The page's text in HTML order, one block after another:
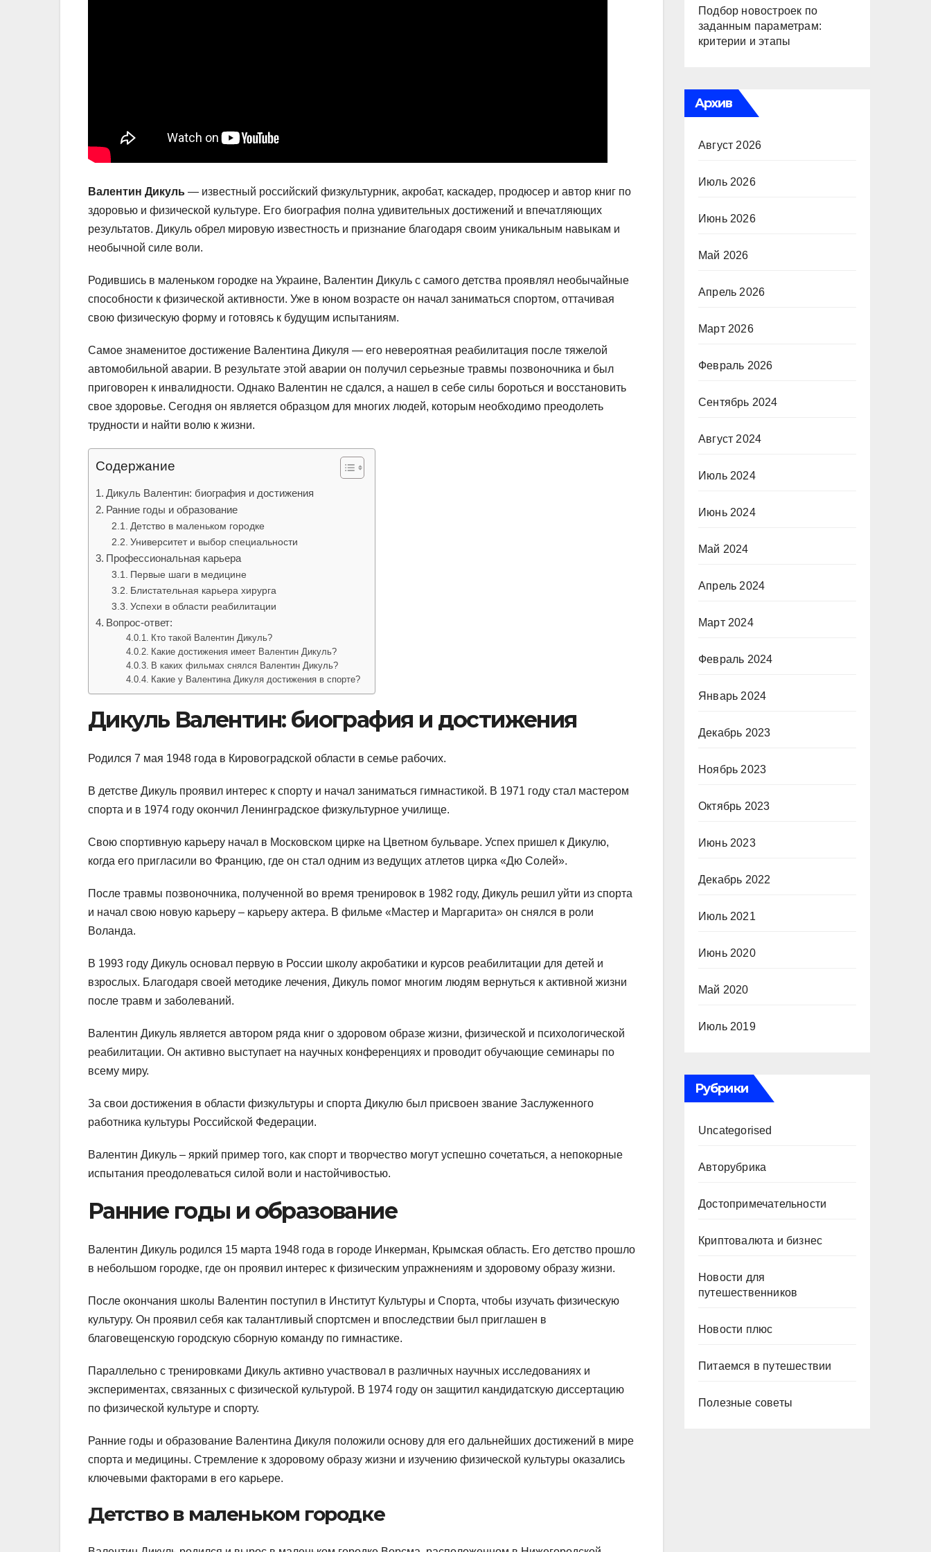
Валентин Дикуль — известный российский физкультурник, акробат, каскадер, продюсер и автор книг по
здоровью и физической культуре. Его биография полна удивительных достижений и впечатляющих
результатов. Дикуль обрел мировую известность и признание благодаря своим уникальным навыкам и
необычной силе воли.
Родившись в маленьком городке на Украине, Валентин Дикуль с самого детства проявлял необычайные
способности к физической активности. Уже в юном возрасте он начал заниматься спортом, оттачивая
свою физическую форму и готовясь к будущим испытаниям.
Самое знаменитое достижение Валентина Дикуля — его невероятная реабилитация после тяжелой
автомобильной аварии. В результате этой аварии он получил серьезные травмы позвоночника и был
приговорен к инвалидности. Однако Валентин не сдался, а нашел в себе силы бороться и восстановить
свое здоровье. Сегодня он является образцом для многих людей, которым необходимо преодолеть
трудности и найти волю к жизни.
Содержание
Дикуль Валентин: биография и достижения
Ранние годы и образование
Детство в маленьком городке
Университет и выбор специальности
Профессиональная карьера
Первые шаги в медицине
Блистательная карьера хирурга
Успехи в области реабилитации
Вопрос-ответ:
Кто такой Валентин Дикуль?
Какие достижения имеет Валентин Дикуль?
В каких фильмах снялся Валентин Дикуль?
Какие у Валентина Дикуля достижения в спорте?
Дикуль Валентин: биография и достижения
Родился 7 мая 1948 года в Кировоградской области в семье рабочих.
В детстве Дикуль проявил интерес к спорту и начал заниматься гимнастикой. В 1971 году стал мастером
спорта и в 1974 году окончил Ленинградское физкультурное училище.
Свою спортивную карьеру начал в Московском цирке на Цветном бульваре. Успех пришел к Дикулю,
когда его пригласили во Францию, где он стал одним из ведущих атлетов цирка «Дю Солей».
После травмы позвоночника, полученной во время тренировок в 1982 году, Дикуль решил уйти из спорта
и начал свою новую карьеру – карьеру актера. В фильме «Мастер и Маргарита» он снялся в роли
Воланда.
В 1993 году Дикуль основал первую в России школу акробатики и курсов реабилитации для детей и
взрослых. Благодаря своей методике лечения, Дикуль помог многим людям вернуться к активной жизни
после травм и заболеваний.
Валентин Дикуль является автором ряда книг о здоровом образе жизни, физической и психологической
реабилитации. Он активно выступает на научных конференциях и проводит обучающие семинары по
всему миру.
За свои достижения в области физкультуры и спорта Дикулю был присвоен звание Заслуженного
работника культуры Российской Федерации.
Валентин Дикуль – яркий пример того, как спорт и творчество могут успешно сочетаться, а непокорные
испытания преодолеваться силой воли и настойчивостью.
Ранние годы и образование
Валентин Дикуль родился 15 марта 1948 года в городе Инкерман, Крымская область. Его детство прошло
в небольшом городке, где он проявил интерес к физическим упражнениям и здоровому образу жизни.
После окончания школы Валентин поступил в Институт Культуры и Спорта, чтобы изучать физическую
культуру. Он проявил себя как талантливый спортсмен и впоследствии был приглашен в
благовещенскую городскую сборную команду по гимнастике.
Параллельно с тренировками Дикуль активно участвовал в различных научных исследованиях и
экспериментах, связанных с физической культурой. В 1974 году он защитил кандидатскую диссертацию
по физической культуре и спорту.
Ранние годы и образование Валентина Дикуля положили основу для его дальнейших достижений в мире
спорта и медицины. Стремление к здоровому образу жизни и изучению физической культуры оказались
ключевыми факторами в его карьере.
Детство в маленьком городке
Подбор новостроек по
заданным параметрам:
критерии и этапы
Архив
Август 2026
Июль 2026
Июнь 2026
Май 2026
Апрель 2026
Март 2026
Февраль 2026
Сентябрь 2024
Август 2024
Июль 2024
Июнь 2024
Май 2024
Апрель 2024
Март 2024
Февраль 2024
Январь 2024
Декабрь 2023
Ноябрь 2023
Октябрь 2023
Июнь 2023
Декабрь 2022
Июль 2021
Июнь 2020
Май 2020
Июль 2019
Рубрики
Uncategorised
Авторубрика
Достопримечательности
Криптовалюта и бизнес
Новости для
путешественников
Новости плюс
Питаемся в путешествии
Полезные советы